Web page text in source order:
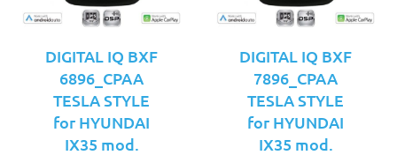
DIGITAL IQ BXF
6896_CPAA
TESLA STYLE
for HYUNDAI
IX35 mod.
DIGITAL IQ BXF
7896_CPAA
TESLA STYLE
for HYUNDAI
IX35 mod.